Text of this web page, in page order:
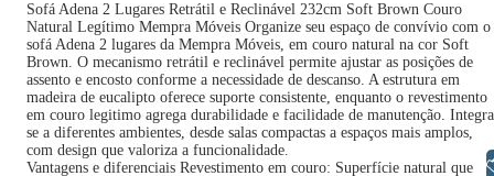
Sofá Adena 2 Lugares Retrátil e Reclinável 232cm Soft Brown Couro
Natural Legítimo Mempra Móveis Organize seu espaço de convívio com o
sofá Adena 2 lugares da Mempra Móveis, em couro natural na cor Soft
Brown. O mecanismo retrátil e reclinável permite ajustar as posições de
assento e encosto conforme a necessidade de descanso. A estrutura em
madeira de eucalipto oferece suporte consistente, enquanto o revestimento
em couro legitimo agrega durabilidade e facilidade de manutenção.
se a diferentes ambientes, desde salas compactas a espaços mais amplos,
com design que valoriza a funcionalidade.
Vantagens e diferenciais Revestimento em couro: Superfície natural que
Libras